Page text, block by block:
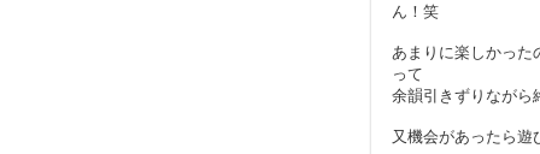
ん！笑
あまりに楽しかった
って
余韻引きずりながら
又機会があったら遊